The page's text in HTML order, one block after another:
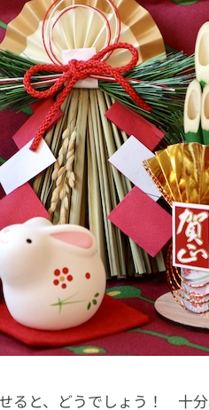
ると、どうでしょう！ 十